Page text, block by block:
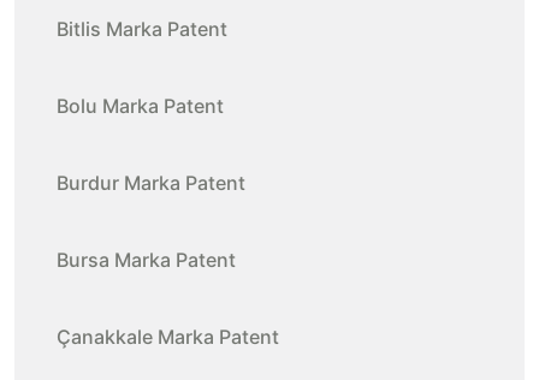
Bitlis Marka Patent
Bolu Marka Patent
Burdur Marka Patent
Bursa Marka Patent
Çanakkale Marka Patent